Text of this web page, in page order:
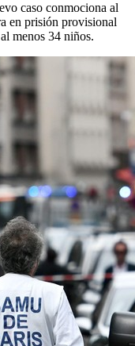
caso conmociona al
en prisión provisional
menos 34 niños.